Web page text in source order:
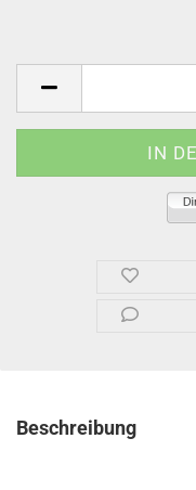
Beschreibung